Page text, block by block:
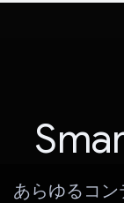
あらゆるコ